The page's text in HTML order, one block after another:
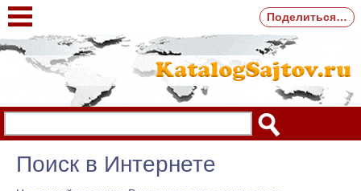
Поиск в Интернете
Поделиться…